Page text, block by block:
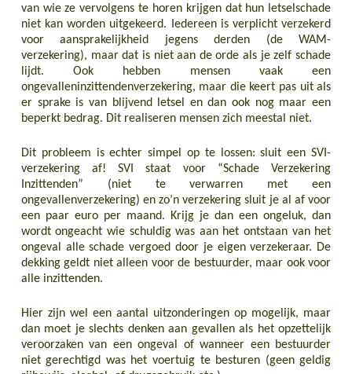
van wie ze vervolgens te horen krijgen dat hun letselschade
niet kan worden uitgekeerd. Iedereen is verplicht verzekerd
voor aansprakelijkheid jegens derden (de WAM-
verzekering), maar dat is niet aan de orde als je zelf schade
lijdt. Ook hebben mensen vaak een
ongevalleninzittendenverzekering, maar die keert pas uit als
er sprake is van blijvend letsel en dan ook nog maar een
beperkt bedrag. Dit realiseren mensen zich meestal niet.
Dit probleem is echter simpel op te lossen: sluit een SVI-
verzekering af! SVI staat voor “Schade Verzekering
Inzittenden” (niet te verwarren met een
ongevallenverzekering) en zo’n verzekering sluit je al af voor
een paar euro per maand. Krijg je dan een ongeluk, dan
wordt ongeacht wie schuldig was aan het ontstaan van het
ongeval alle schade vergoed door je eigen verzekeraar. De
dekking geldt niet alleen voor de bestuurder, maar ook voor
alle inzittenden.
Hier zijn wel een aantal uitzonderingen op mogelijk, maar
dan moet je slechts denken aan gevallen als het opzettelijk
veroorzaken van een ongeval of wanneer een bestuurder
niet gerechtigd was het voertuig te besturen (geen geldig